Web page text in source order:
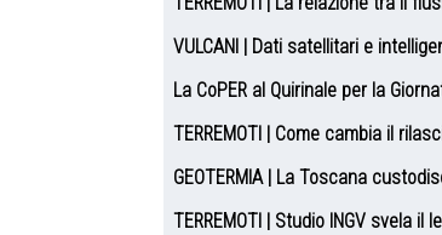
VULCANI | Dati satellitari e
La CoPER al Quirinale per la
TERREMOTI | Come cambia il
GEOTERMIA | La Toscana
TERREMOTI | Studio INGV svela